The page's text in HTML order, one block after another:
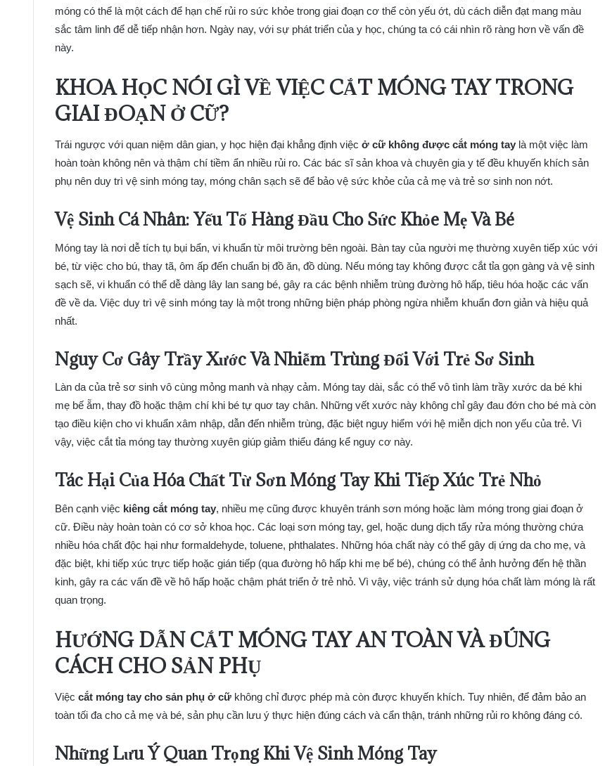
móng có thể là một cách để hạn chế rủi ro sức khỏe trong giai đoạn cơ thể còn yếu ớt, dù cách diễn đạt mang màu
sắc tâm linh để dễ tiếp nhận hơn. Ngày nay, với sự phát triển của y học, chúng ta có cái nhìn rõ ràng hơn về vấn đề
này.
KHOA HỌC NÓI GÌ VỀ VIỆC CẮT MÓNG TAY TRONG
GIAI ĐOẠN Ở CỮ?
Trái ngược với quan niệm dân gian, y học hiện đại khẳng định việc ở cữ không được cắt móng tay là một việc làm
hoàn toàn không nên và thậm chí tiềm ẩn nhiều rủi ro. Các bác sĩ sản khoa và chuyên gia y tế đều khuyến khích sản
phụ nên duy trì vệ sinh móng tay, móng chân sạch sẽ để bảo vệ sức khỏe của cả mẹ và trẻ sơ sinh non nớt.
Vệ Sinh Cá Nhân: Yếu Tố Hàng Đầu Cho Sức Khỏe Mẹ Và Bé
Móng tay là nơi dễ tích tụ bụi bẩn, vi khuẩn từ môi trường bên ngoài. Bàn tay của người mẹ thường xuyên tiếp xúc với
bé, từ việc cho bú, thay tã, ôm ấp đến chuẩn bị đồ ăn, đồ dùng. Nếu móng tay không được cắt tỉa gọn gàng và vệ sinh
sạch sẽ, vi khuẩn có thể dễ dàng lây lan sang bé, gây ra các bệnh nhiễm trùng đường hô hấp, tiêu hóa hoặc các vấn
đề về da. Việc duy trì vệ sinh móng tay là một trong những biện pháp phòng ngừa nhiễm khuẩn đơn giản và hiệu quả
nhất.
Nguy Cơ Gây Trầy Xước Và Nhiễm Trùng Đối Với Trẻ Sơ Sinh
Làn da của trẻ sơ sinh vô cùng mỏng manh và nhạy cảm. Móng tay dài, sắc có thể vô tình làm trầy xước da bé khi
mẹ bế ẵm, thay đồ hoặc thậm chí khi bé tự quơ tay chân. Những vết xước này không chỉ gây đau đớn cho bé mà còn
tạo điều kiện cho vi khuẩn xâm nhập, dẫn đến nhiễm trùng, đặc biệt nguy hiểm với hệ miễn dịch non yếu của trẻ. Vì
vậy, việc cắt tỉa móng tay thường xuyên giúp giảm thiểu đáng kể nguy cơ này.
Tác Hại Của Hóa Chất Từ Sơn Móng Tay Khi Tiếp Xúc Trẻ Nhỏ
Bên cạnh việc kiêng cắt móng tay, nhiều mẹ cũng được khuyên tránh sơn móng hoặc làm móng trong giai đoạn ở
cữ. Điều này hoàn toàn có cơ sở khoa học. Các loại sơn móng tay, gel, hoặc dung dịch tẩy rửa móng thường chứa
nhiều hóa chất độc hại như formaldehyde, toluene, phthalates. Những hóa chất này có thể gây dị ứng da cho mẹ, và
đặc biệt, khi tiếp xúc trực tiếp hoặc gián tiếp (qua đường hô hấp khi mẹ bế bé), chúng có thể ảnh hưởng đến hệ thần
kinh, gây ra các vấn đề về hô hấp hoặc chậm phát triển ở trẻ nhỏ. Vì vậy, việc tránh sử dụng hóa chất làm móng là rất
quan trọng.
HƯỚNG DẪN CẮT MÓNG TAY AN TOÀN VÀ ĐÚNG
CÁCH CHO SẢN PHỤ
Việc cắt móng tay cho sản phụ ở cữ không chỉ được phép mà còn được khuyến khích. Tuy nhiên, để đảm bảo an
toàn tối đa cho cả mẹ và bé, sản phụ cần lưu ý thực hiện đúng cách và cẩn thận, tránh những rủi ro không đáng có.
Những Lưu Ý Quan Trọng Khi Vệ Sinh Móng Tay